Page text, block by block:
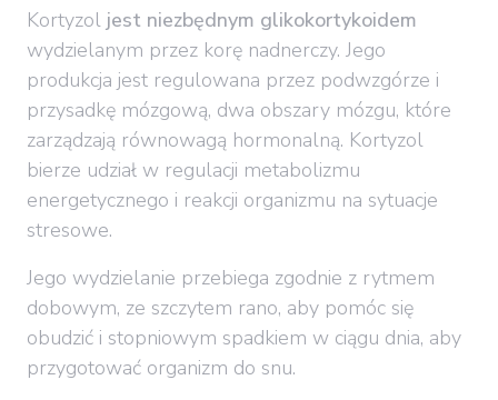
Kortyzol jest niezbędnym glikokortykoidem
wydzielanym przez korę nadnerczy. Jego
produkcja jest regulowana przez podwzgórze i
przysadkę mózgową, dwa obszary mózgu, które
zarządzają równowagą hormonalną. Kortyzol
bierze udział w regulacji metabolizmu
energetycznego i reakcji organizmu na sytuacje
stresowe.
Jego wydzielanie przebiega zgodnie z rytmem
dobowym, ze szczytem rano, aby pomóc się
obudzić i stopniowym spadkiem w ciągu dnia, aby
przygotować organizm do snu.